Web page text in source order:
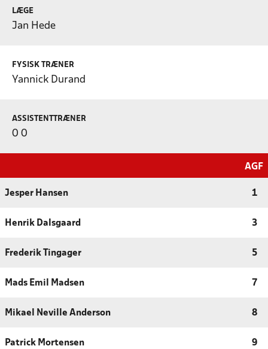
LÆGE
Jan Hede
FYSISK TRÆNER
Yannick Durand
ASSISTENTTRÆNER
0 0
AGF
Jesper Hansen 1
Henrik Dalsgaard 3
Frederik Tingager 5
Mads Emil Madsen 7
Mikael Neville Anderson 8
Patrick Mortensen 9